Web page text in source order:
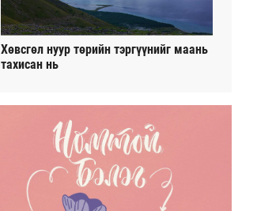
Хөвсгөл нуур төрийн тэргүүнийг маань
тахисан нь